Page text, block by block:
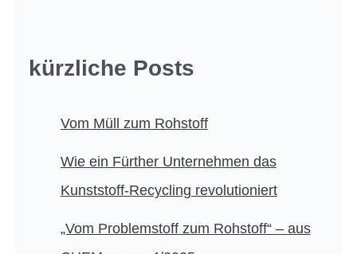
kürzliche Posts
Vom Müll zum Rohstoff
Wie ein Fürther Unternehmen das
Kunststoff-Recycling revolutioniert
„Vom Problemstoff zum Rohstoff“ – aus